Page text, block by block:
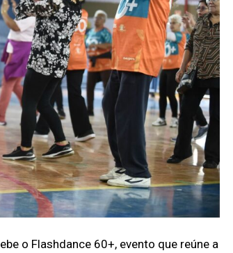
o Flashdance 60+, evento que reúne a